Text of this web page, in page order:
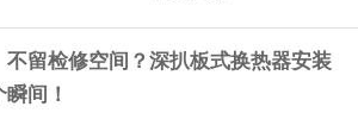
留检修空间？深扒板式换热器安装
间！